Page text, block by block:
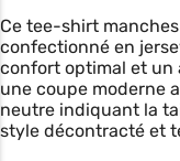
Ce tee-shirt
confectionné en
confort optimal et un
une coupe moderne
neutre indiquant la
style décontracté et